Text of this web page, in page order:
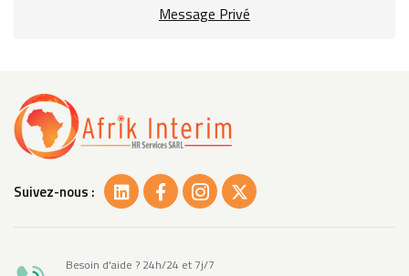
Message Privé
Suivez-nous :
Besoin d'aide ? 24h/24 et 7j/7